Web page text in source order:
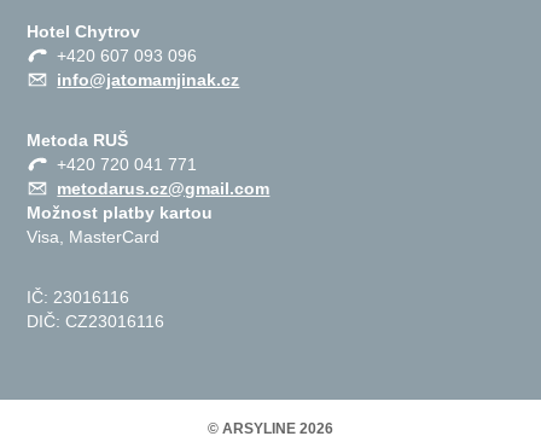
Hotel Chytrov
+420 607 093 096
info@jatomamjinak.cz
Metoda RUŠ
+420 720 041 771
metodarus.cz@gmail.com
Možnost platby kartou
Visa, MasterCard
IČ: 23016116
DIČ: CZ23016116
© ARSYLINE 2026